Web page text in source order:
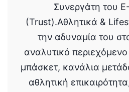
Συνεργάτη του
(Trust).Αθλητικά &
την αδυναμία του
αναλυτικό
μπάσκετ, κανάλια
αθλητική